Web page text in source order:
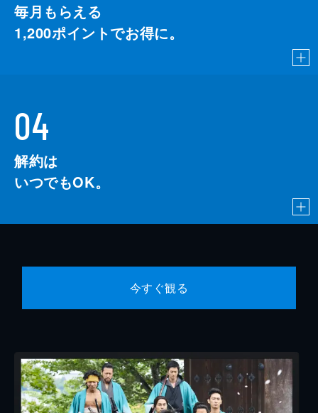
毎月もらえる
1,200ポイントでお得に。
04
解約は
いつでもOK。
今すぐ観る